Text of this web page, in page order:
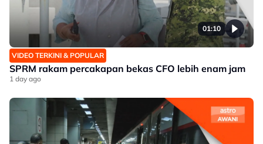
01:10
VIDEO TERKINI & POPULAR
SPRM rakam percakapan bekas CFO lebih enam jam
1 day ago